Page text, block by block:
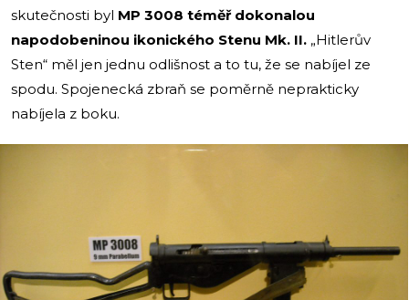
skutečnosti byl MP 3008 téměř dokonalou
napodobeninou ikonického Stenu Mk. II. „Hitlerův
Sten“ měl jen jednu odlišnost a to tu, že se nabíjel ze
spodu. Spojenecká zbraň se poměrně neprakticky
nabíjela z boku.